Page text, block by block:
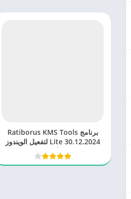
برنامج Ratiborus KMS Tools
Lite 30.12.2024 لتفعيل الويندوز
والأوفيس